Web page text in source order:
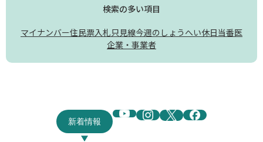
ム
検
検索の多い項目
マイナンバー住民票入札只見線今週のしょうへい休日当番医
企業・事業者
新着情報